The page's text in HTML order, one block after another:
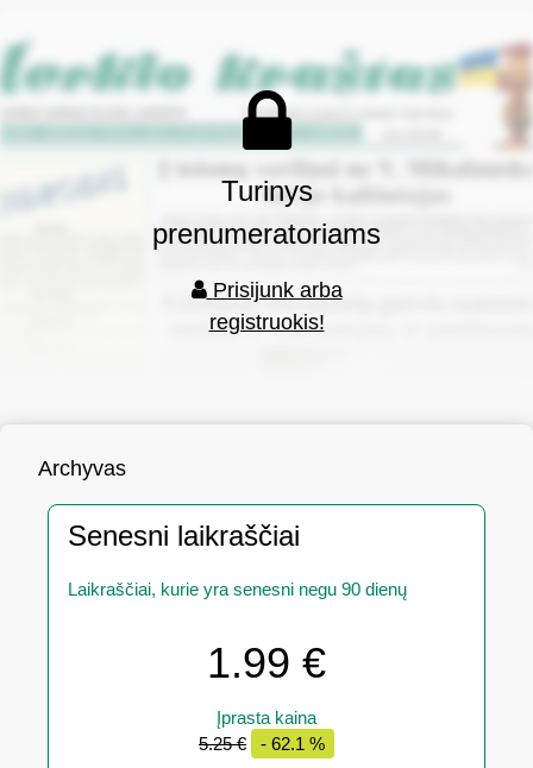
Turinys
prenumeratoriams
Prisijunk arba
registruokis!
Archyvas
Senesni laikraščiai
Laikraščiai, kurie yra senesni negu 90 dienų
1.99 €
Įprasta kaina
5.25 €
- 62.1 %